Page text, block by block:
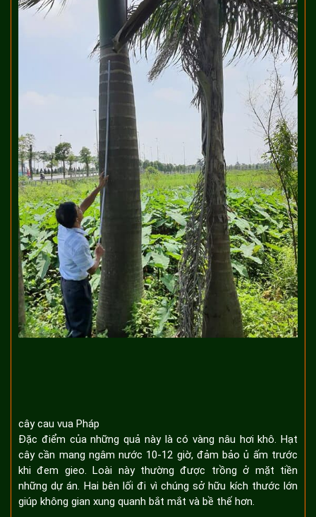
cây cau vua Pháp
Đặc điểm của những quả này là có vàng nâu hơi khô. Hạt
cây cần mang ngâm nước 10-12 giờ, đảm bảo ủ ấm trước
khi đem gieo. Loài này thường được trồng ở mặt tiền
những dự án. Hai bên lối đi vì chúng sở hữu kích thước lớn
giúp không gian xung quanh bắt mắt và bề thế hơn.